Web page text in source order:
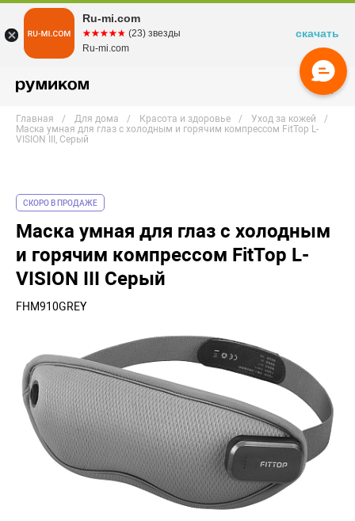
Главная Для дома Красота и здоровье
Уход за кожей
Маска умная для глаз с холодным и горячим компрессом FitTop L-
VISION III, Серый
СКОРО В ПРОДАЖЕ
Маска умная для глаз с холодным
и горячим компрессом FitTop L-
VISION III Серый
FHM910GREY
Ru-mi.com
☆☆☆☆☆
★★★★★ (23) звезды
Ru-mi.com
скачать